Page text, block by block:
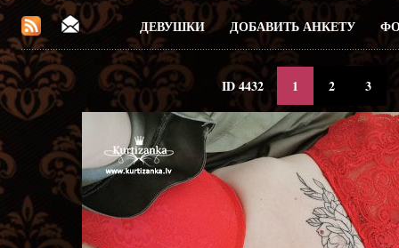
ДЕВУШКИ ДОБАВИТЬ АНКЕТУ
ID 4432 1 2 3